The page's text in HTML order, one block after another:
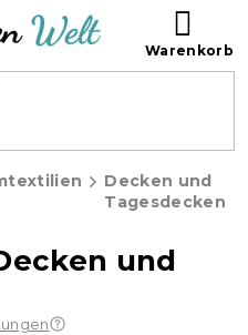
Decken und
Tagesdecken
und